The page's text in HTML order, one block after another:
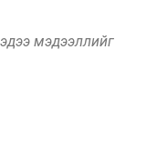
мэдээллийг